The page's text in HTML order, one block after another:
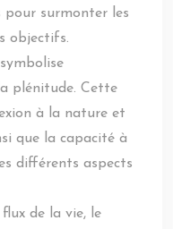
pour surmonter les
objectifs.
symbolise
plénitude. Cette
à la nature et
que la capacité à
différents aspects
de la vie, le